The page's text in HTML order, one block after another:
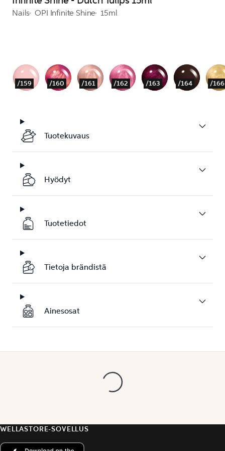
Nails OPI Infinite Shine 15ml
/159 /160 /161 /162 /163 /164 /166
Tuotekuvaus
Hyödyt
Tuotetiedot
Tietoja brändistä
Ainesosat
WELLASTORE-SOVELLUS